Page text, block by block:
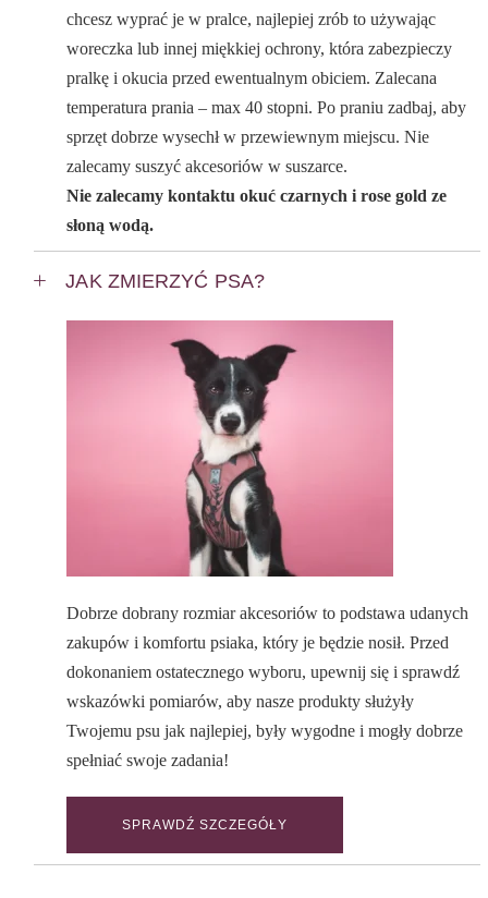
chcesz wyprać je w pralce, najlepiej zrób to używając
woreczka lub innej miękkiej ochrony, która zabezpieczy
pralkę i okucia przed ewentualnym obiciem. Zalecana
temperatura prania – max 40 stopni. Po praniu zadbaj, aby
sprzęt dobrze wysechł w przewiewnym miejscu. Nie
zalecamy suszyć akcesoriów w suszarce.
Nie zalecamy kontaktu okuć czarnych i rose gold ze
słoną wodą.
JAK ZMIERZYĆ PSA?
Dobrze dobrany rozmiar akcesoriów to podstawa udanych
zakupów i komfortu psiaka, który je będzie nosił. Przed
dokonaniem ostatecznego wyboru, upewnij się i sprawdź
wskazówki pomiarów, aby nasze produkty służyły
Twojemu psu jak najlepiej, były wygodne i mogły dobrze
spełniać swoje zadania!
SPRAWDŹ SZCZEGÓŁY